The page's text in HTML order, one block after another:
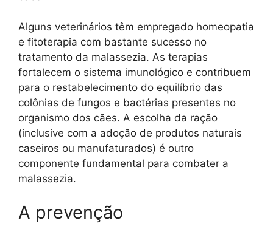
Alguns veterinários têm empregado homeopatia
e fitoterapia com bastante sucesso no
tratamento da malassezia. As terapias
fortalecem o sistema imunológico e contribuem
para o restabelecimento do equilíbrio das
colônias de fungos e bactérias presentes no
organismo dos cães. A escolha da ração
(inclusive com a adoção de produtos naturais
caseiros ou manufaturados) é outro
componente fundamental para combater a
malassezia.
A prevenção